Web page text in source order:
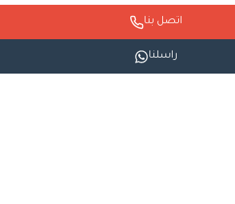
اتصل بنا
راسلنا